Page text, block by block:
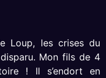
Loup, les crises du
Mon fils de 4
! Il s’endort en